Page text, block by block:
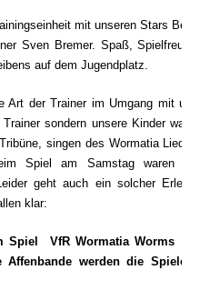
mit unseren Stars
Sven Bremer. Spaß, Spielfreude
auf dem Jugendplatz.
Art der Trainer im Umgang mit
sondern unsere Kinder
singen des Wormatia Liedes
Spiel am Samstag waren
geht auch ein solcher
klar:
VfR Wormatia Worms 
werden die Spieler